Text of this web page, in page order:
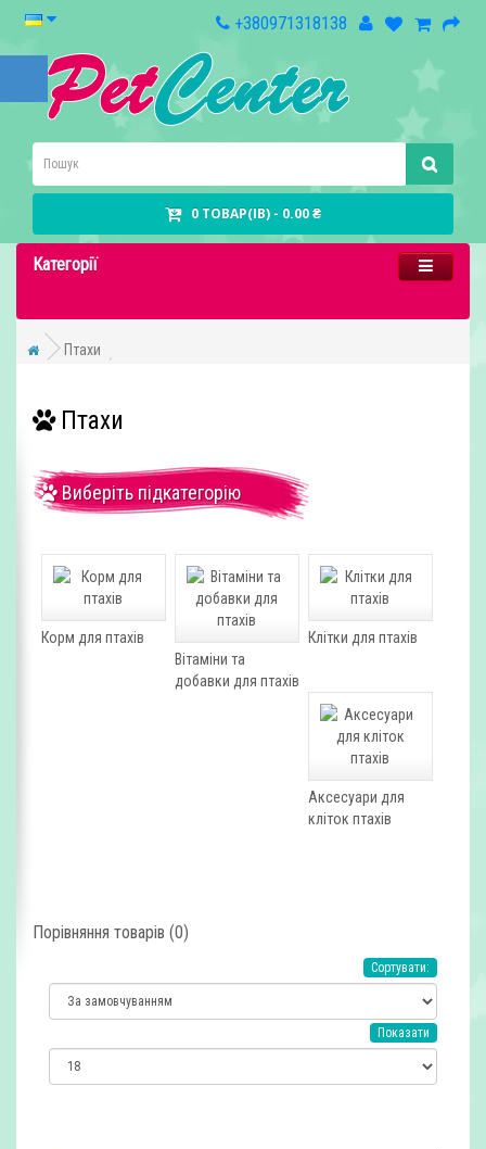
+380971318138
0 ТОВАР(ІВ) - 0.00 ₴
Категорії
Птахи
Птахи
Виберіть підкатегорію
Корм для птахів
Вітаміни та
добавки для птахів
Клітки для птахів
Аксесуари для
кліток птахів
Порівняння товарів (0)
Сортувати:
Показати